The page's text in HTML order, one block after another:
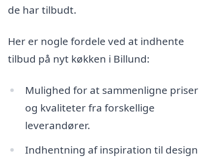
de har tilbudt.
Her er nogle fordele ved at indhente
tilbud på nyt køkken i Billund:
Mulighed for at sammenligne priser
og kvaliteter fra forskellige
leverandører.
Indhentning af inspiration til design